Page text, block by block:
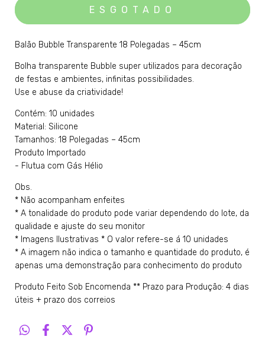
Balão Bubble Transparente 18 Polegadas – 45cm
Bolha transparente Bubble super utilizados para decoração
de festas e ambientes, infinitas possibilidades.
Use e abuse da criatividade!
Contém: 10 unidades
Material: Silicone
Tamanhos: 18 Polegadas – 45cm
Produto Importado
- Flutua com Gás Hélio
Obs.
* Não acompanham enfeites
* A tonalidade do produto pode variar dependendo do lote, da
qualidade e ajuste do seu monitor
* Imagens Ilustrativas * O valor refere-se á 10 unidades
* A imagem não indica o tamanho e quantidade do produto, é
apenas uma demonstração para conhecimento do produto
Produto Feito Sob Encomenda ** Prazo para Produção: 4 dias
úteis + prazo dos correios